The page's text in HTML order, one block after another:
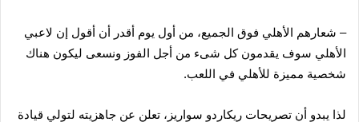
– شعارهم الأهلي فوق الجميع، من أول يوم أقدر أن أقول إن لاعبي
الأهلي سوف يقدمون كل شىء من أجل الفوز ونسعى ليكون هناك
شخصية مميزة للأهلي في اللعب.
لذا يبدو أن تصريحات ريكاردو سواريز، تعلن عن جاهزيته لتولي قيادة